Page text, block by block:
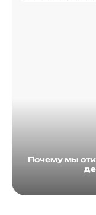
Почему мы